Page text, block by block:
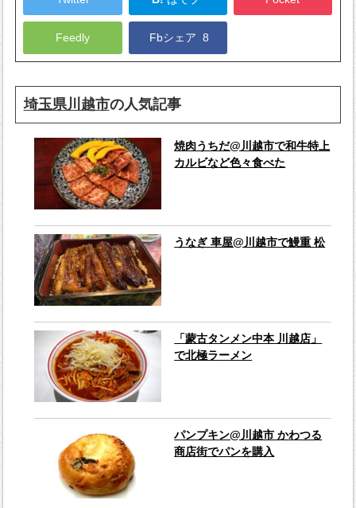
Feedly Fbシェア8
埼玉県川越市の人気記事
焼肉うちだ@川越市で和牛特上
カルビなど色々食べた
うなぎ 車屋@川越市で鰻重 松
「蒙古タンメン中本 川越店」
で北極ラーメン
パンプキン@川越市 かわつる
商店街でパンを購入